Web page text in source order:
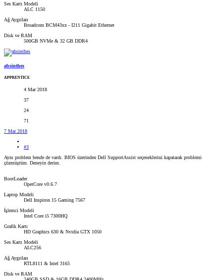
Ses Kartı Modeli
ALC 1150
Ağ Aygıtları
Broadcom BCM43xx - I211 Gigabit Ethernet
Disk ve RAM
500GB NVMe & 32 GB DDR4
absinthes
APPRENTICE
4 Mar 2018
37
24
71
7 Mar 2018
#3
Aynı problem bende de vardı. BIOS üzerinden Dell SupportAssist seçeneklerini kapatarak problemi
çözmüştüm. Deneyin derim.
BootLoader
OperCore v0.6.7
Laptop Modeli
Dell Inspiron 15 Gaming 7567
İşlemci Modeli
Intel Core i5 7300HQ
Grafik Kartı
HD Graphics 630 & Nvidia GTX 1050
Ses Kartı Modeli
ALC256
Ağ Aygıtları
RTL8111 & Intel 3165
Disk ve RAM